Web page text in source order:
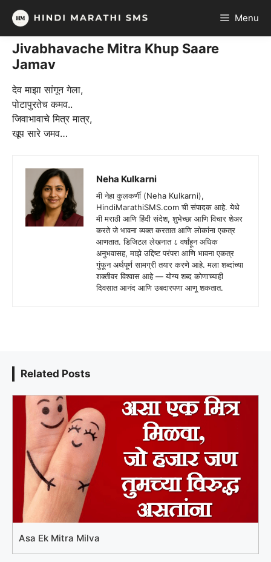
Skip
content
Menu
Jivabhavache Mitra Khup Saare
Jamav
देव माझा सांगून गेला,
पोटापुरतेच कमव..
जिवाभावाचे मित्र मात्र,
खूप सारे जमव…
Neha Kulkarni
मी नेहा कुलकर्णी (Neha Kulkarni),
HindiMarathiSMS.com ची संपादक आहे. येथे
मी मराठी आणि हिंदी संदेश, शुभेच्छा आणि विचार शेअर
करते जे भावना व्यक्त करतात आणि लोकांना एकत्र
आणतात. डिजिटल लेखनात ८ वर्षांहून अधिक
अनुभवासह, माझे उद्दिष्ट परंपरा आणि भावना एकत्र
गुंफून अर्थपूर्ण सामग्री तयार करणे आहे. मला शब्दांच्या
शक्तीवर विश्वास आहे — योग्य शब्द कोणाच्याही
दिवसात आनंद आणि उबदारपणा आणू शकतात.
Related Posts
Asa Ek Mitra Milva